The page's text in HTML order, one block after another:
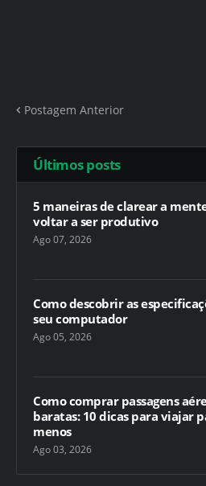
Postagem Anterior
Últimos posts
5 maneiras de clarear a
voltar a ser produtivo
Ago 07, 2026
Como descobrir as
seu computador
Ago 05, 2026
Como comprar passagens
baratas: 10 dicas para viajar
menos
Ago 03, 2026